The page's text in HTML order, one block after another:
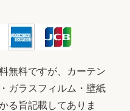
無料ですが、カーテン
ガラスフィルム・壁紙
る旨記載してありま